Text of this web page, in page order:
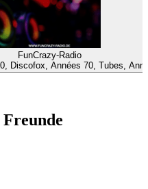
FunCrazy-Radio
Discofox, Années 70, Tubes,